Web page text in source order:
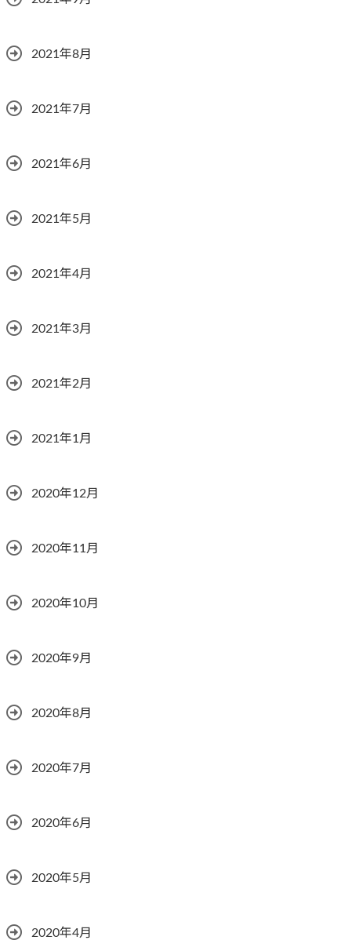
2021年8月
2021年7月
2021年6月
2021年5月
2021年4月
2021年3月
2021年2月
2021年1月
2020年12月
2020年11月
2020年10月
2020年9月
2020年8月
2020年7月
2020年6月
2020年5月
2020年4月